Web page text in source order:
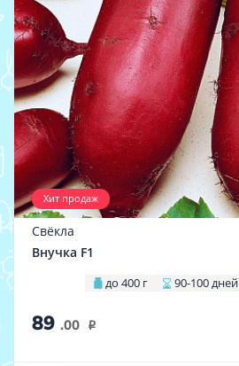
Хит продаж
Свёкла
Внучка F1
до 400 г 90-100 дней
89 .00 i